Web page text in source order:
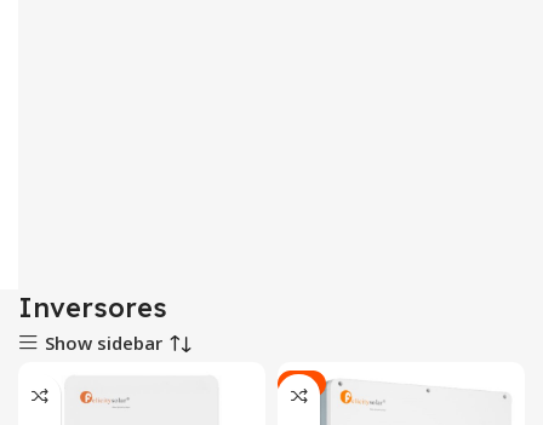
Inversores
Show sidebar
-4%